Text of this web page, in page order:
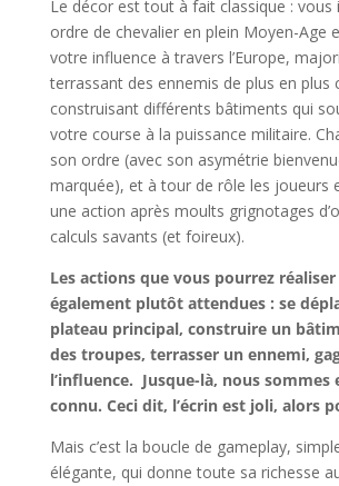
Le décor est tout à fait classique : vous
ordre de chevalier en plein Moyen-Age
votre influence à travers l’Europe,
terrassant des ennemis de plus en plus
construisant différents bâtiments qui
votre course à la puissance militaire.
son ordre (avec son asymétrie
marquée), et à tour de rôle les joueurs
une action après moults grignotages
calculs savants (et foireux).
Les actions que vous pourrez
également plutôt attendues : se
plateau principal, construire un
des troupes, terrasser un ennemi,
l’influence. Jusque-là, nous sommes
connu. Ceci dit, l’écrin est joli, alors
Mais c’est la boucle de gameplay,
élégante, qui donne toute sa richesse